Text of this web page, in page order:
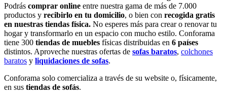
Podrás comprar online entre nuestra gama de más de 7.000
productos y recibirlo en tu domicilio, o bien con recogida gratis
en nuestras tiendas física. No esperes más para crear o renovar tu
hogar y transformarlo en un espacio con mucho estilo. Conforama
tiene 300 tiendas de muebles físicas distribuidas en 6 países
distintos. Aproveche nuestras ofertas de sofas baratos, colchones
baratos y liquidaciones de sofas.
Conforama solo comercializa a través de su website o, físicamente,
en sus tiendas de sofás.